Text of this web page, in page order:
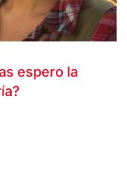
espero la